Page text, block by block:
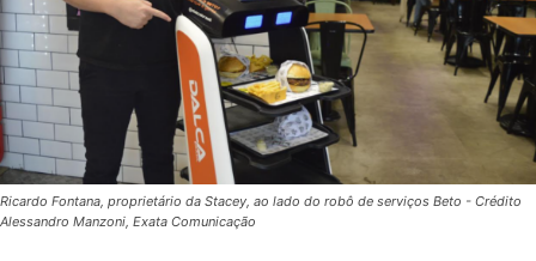
Ricardo Fontana, proprietário da Stacey, ao lado do robô de serviços Beto - Crédito
Alessandro Manzoni, Exata Comunicação